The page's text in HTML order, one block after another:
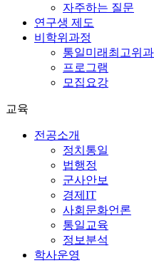
자주하는 질문
연구생 제도
비학위과정
통일미래최고위
프로그램
모집요강
교육
전공소개
정치통일
법행정
군사안보
경제IT
사회문화언론
통일교육
정보분석
학사운영